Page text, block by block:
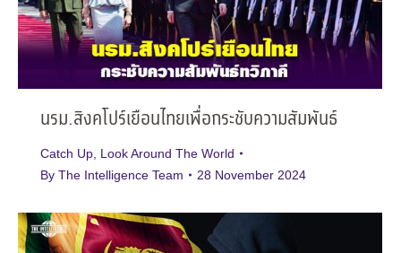
นรม.สิงคโปร์เยือนไทยเพื่อกระชับความสัมพันธ์
Catch Up Look Around The World
By The Intelligence Team 28 November 2024